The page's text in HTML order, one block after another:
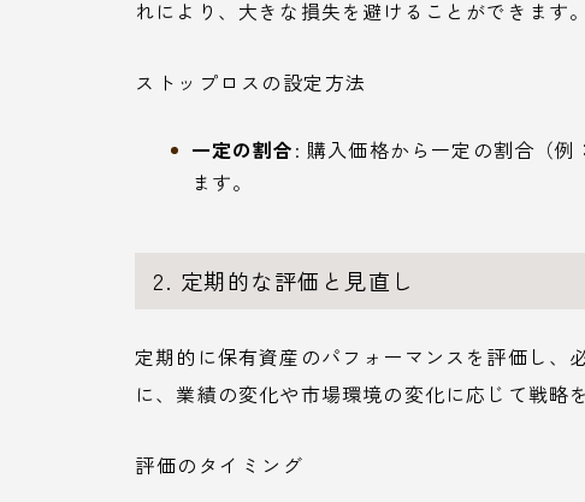
れにより、大きな損失を避けることができます。
ストップロスの設定方法
一定の割合: 購入価格から一定の割合（例
ます。
2. 定期的な評価と見直し
定期的に保有資産のパフォーマンスを評価し、
に、業績の変化や市場環境の変化に応じて戦略
評価のタイミング